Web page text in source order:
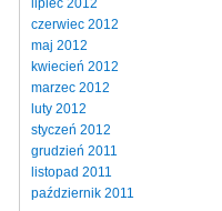
lipiec 2012
czerwiec 2012
maj 2012
kwiecień 2012
marzec 2012
luty 2012
styczeń 2012
grudzień 2011
listopad 2011
październik 2011